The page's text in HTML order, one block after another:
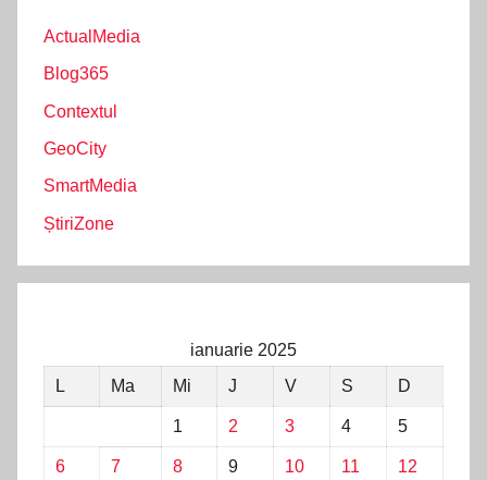
ActualMedia
Blog365
Contextul
GeoCity
SmartMedia
ȘtiriZone
ianuarie 2025
L
Ma Mi J V S D
1 2 3 4 5
6 7 8 9 10 11 12